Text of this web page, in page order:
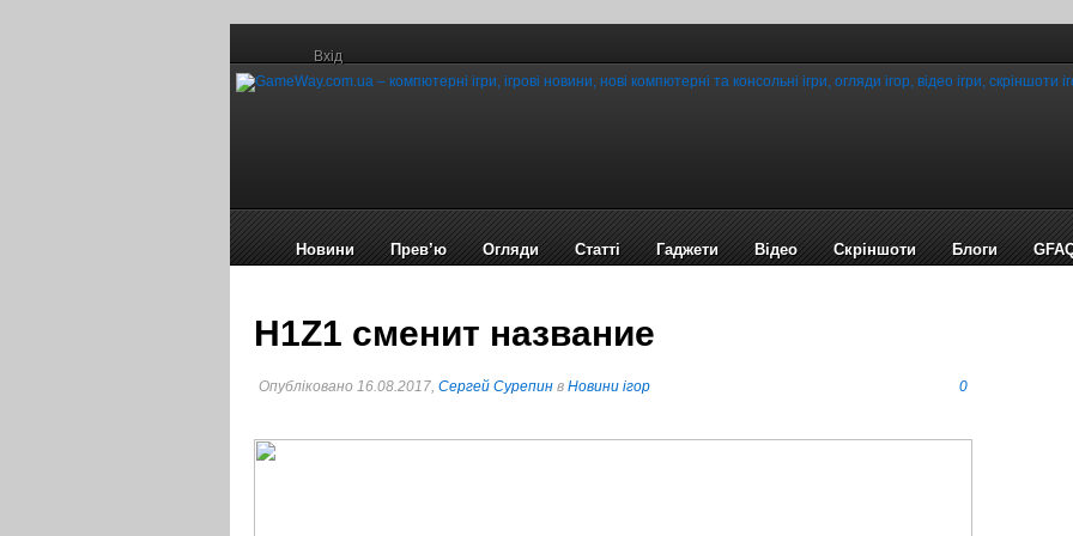
Вхід
Новини Прев’ю Огляди Статті Гаджети Відео Cкріншоти Блоги
H1Z1 сменит название
Опубліковано 16.08.2017, Сергей Сурепин в Новини ігор 0